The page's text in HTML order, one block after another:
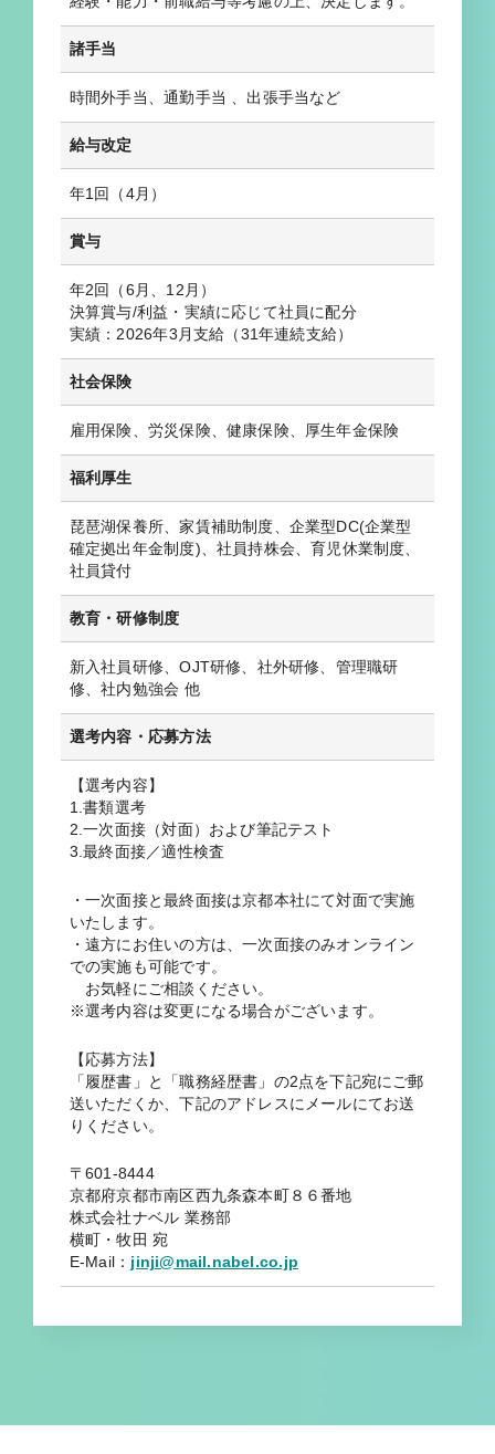
諸手当
時間外手当、通勤手当 、出張手当など
給与改定
年1回（4月）
賞与
年2回（6月、12月）
決算賞与/利益・実績に応じて社員に配分
実績：2026年3月支給（31年連続支給）
社会保険
雇用保険、労災保険、健康保険、厚生年金保険
福利厚生
琵琶湖保養所、家賃補助制度、企業型DC(企業型
確定拠出年金制度)、社員持株会、育児休業制度、
社員貸付
教育・研修制度
新入社員研修、OJT研修、社外研修、管理職研
修、社内勉強会 他
選考内容・応募方法
【選考内容】
1.書類選考
2.一次面接（対面）および筆記テスト
3.最終面接／適性検査
・一次面接と最終面接は京都本社にて対面で実施
いたします。
・遠方にお住いの方は、一次面接のみオンライン
での実施も可能です。
お気軽にご相談ください。
※選考内容は変更になる場合がございます。
【応募方法】
「履歴書」と「職務経歴書」の2点を下記宛にご郵
送いただくか、下記のアドレスにメールにてお送
りください。
〒601-8444
京都府京都市南区西九条森本町８６番地
株式会社ナベル 業務部
横町・牧田 宛
E-Mail： jinji@mail.nabel.co.jp